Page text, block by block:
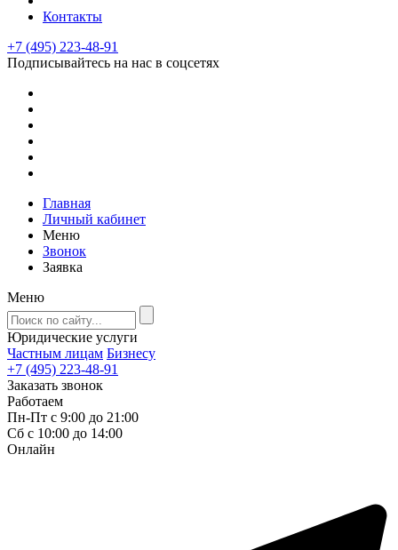
Контакты
+7 (495) 223-48-91
Подписывайтесь на нас в соцсетях
Главная
Личный кабинет
Меню
Звонок
Заявка
Меню
Юридические услуги
Частным лицам Бизнесу
+7 (495) 223-48-91
Заказать звонок
Работаем
Пн-Пт с 9:00 до 21:00
Сб с 10:00 до 14:00
Онлайн